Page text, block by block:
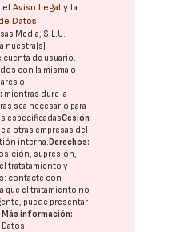
elAviso Legal y la
Datos
Media, S.L.U.
nuestra(s)
de usuario.
con la misma o
o
mientras dure la
sea necesario para
especificadasCesión:
a otras empresas del
interna.Derechos:
supresión,
tratatamiento y
contacte con
que el tratamiento no
puede presentar
.Más información: